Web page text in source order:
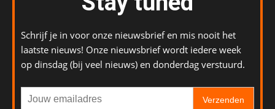
Schrijf je in voor onze nieuwsbrief en mis nooit het
laatste nieuws! Onze nieuwsbrief wordt iedere week
op dinsdag (bij veel nieuws) en donderdag verstuurd.
Verzenden